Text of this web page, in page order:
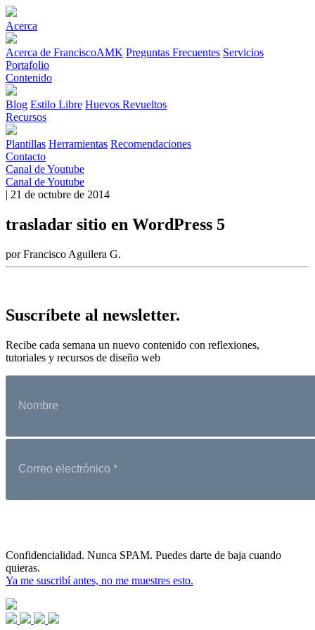
Acerca
Acerca de FranciscoAMK Preguntas Frecuentes Servicios
Portafolio
Contenido
Blog Estilo Libre Huevos Revueltos
Recursos
Plantillas Herramientas Recomendaciones
Contacto
Canal de Youtube
Canal de Youtube
| 21 de octubre de 2014
trasladar sitio en WordPress 5
por Francisco Aguilera G.
Suscríbete al newsletter.
Recibe cada semana un nuevo contenido con reflexiones,
tutoriales y recursos de diseño web
Confidencialidad. Nunca SPAM. Puedes darte de baja cuando
quieras.
Ya me suscribí antes, no me muestres esto.